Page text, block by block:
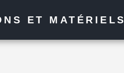
ET MATÉRIELS